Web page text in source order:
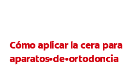
Cómo aplicar la cera para
aparatos•de•ortodoncia